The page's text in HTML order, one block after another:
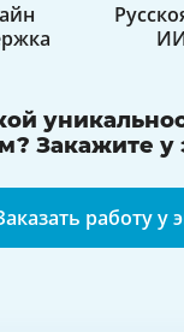
Закажите у
работу у